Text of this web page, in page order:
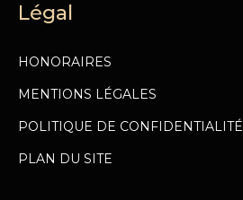
Légal
HONORAIRES
MENTIONS LÉGALES
POLITIQUE DE CONFIDENTIALITÉ
PLAN DU SITE